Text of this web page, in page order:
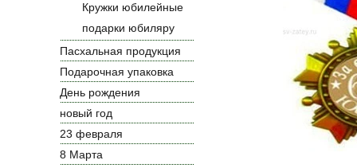
Кружки юбилейные
подарки юбиляру
Пасхальная продукция
Подарочная упаковка
День рождения
новый год
23 февраля
8 Марта